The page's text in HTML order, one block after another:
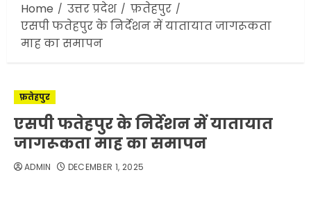
Home
उत्तर प्रदेश
फ़तेहपुर
एसपी फतेहपुर के निर्देशन में यातायात जागरूकता
माह का समापन
फ़तेहपुर
एसपी फतेहपुर के निर्देशन में यातायात
जागरूकता माह का समापन
ADMIN DECEMBER 1, 2025